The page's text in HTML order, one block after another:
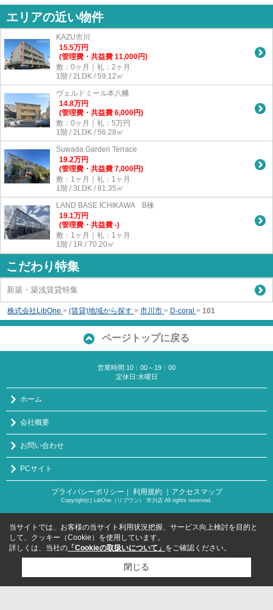
エリアの近い物件
KAZU市川
15.5万円
(管理費・共益費 11,000円)
敷：0ヶ月｜礼：2ヶ月
1階 / 2LDK / 59.12㎡
ヴェルドミール本八幡
14.8万円
(管理費・共益費 6,000円)
敷：0ヶ月｜礼：5万円
1階 / 2LDK / 56.28㎡
Suwada Garden Terrace
19.2万円
(管理費・共益費 7,000円)
敷：1ヶ月｜礼：1ヶ月
1階 / 3LDK / 81.35㎡
LAND BASE ICHIKAWA B棟
19.1万円
(管理費・共益費 -)
敷：1ヶ月｜礼：1ヶ月
1階 / 1R / 70.20㎡
こだわり特集
新築・築浅賃貸特集
株式会社LibOne > (賃貸)地域から探す > 市川市 > D-coral > 101
ページトップに戻る
営業時間:10：00～19：00
定休日:水曜日
ホーム
会社概要
お問い合わせ
PCサイト
プライバシーポリシー ｜ 利用規約 ｜アクセスマップ
Copyright(c) LibOne（リブワン） 市川店 All rights reserved.
当サイトでは、お客様の当サイト利用状況把握、サービス向上検討を目的と
して、クッキー（Cookie）を使用しています。
詳しくは、当社の 「Cookieの取扱いについて」 をご確認ください。
閉じる